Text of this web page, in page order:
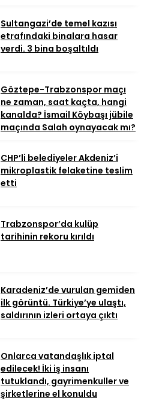
Sultangazi’de temel kazısı
etrafındaki binalara hasar
verdi. 3 bina boşaltıldı
Göztepe-Trabzonspor maçı
ne zaman, saat kaçta, hangi
kanalda? İsmail Köybaşı jübile
maçında Salah oynayacak mı?
CHP’li belediyeler Akdeniz’i
mikroplastik felaketine teslim
etti
Trabzonspor’da kulüp
tarihinin rekoru kırıldı
Karadeniz’de vurulan gemiden
ilk görüntü. Türkiye’ye ulaştı,
saldırının izleri ortaya çıktı
Onlarca vatandaşlık iptal
edilecek! İki iş insanı
tutuklandı, gayrimenkuller ve
şirketlerine el konuldu